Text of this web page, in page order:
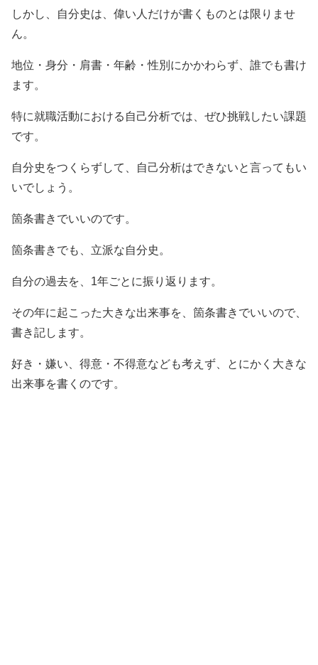
しかし、自分史は、偉い人だけが書くものとは限りませ
ん。
地位・身分・肩書・年齢・性別にかかわらず、誰でも書け
ます。
特に就職活動における自己分析では、ぜひ挑戦したい課題
です。
自分史をつくらずして、自己分析はできないと言ってもい
いでしょう。
箇条書きでいいのです。
箇条書きでも、立派な自分史。
自分の過去を、1年ごとに振り返ります。
その年に起こった大きな出来事を、箇条書きでいいので、
書き記します。
好き・嫌い、得意・不得意なども考えず、とにかく大きな
出来事を書くのです。